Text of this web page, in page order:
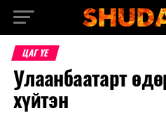
ЦАГ ҮЕ
Улаанбаатарт
хүйтэн